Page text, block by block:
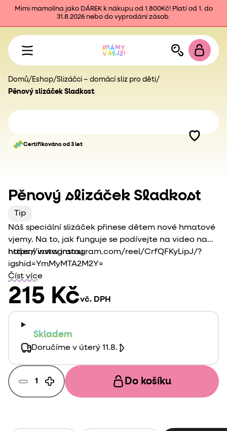
Mimi mamolína jako DÁREK k nákupu od 1.800Kč! Platí od 1. do
31.8.2026 nebo do vyprodání zásob.
Domů/ Eshop/Slizáčci – domácí sliz pro děti/
Pěnový slizáček Sladkost
Certifikováno od 3 let
Pěnový slizáček Sladkost
Tip
Náš speciální slizáček přinese dětem nové hmatové
vjemy. Na to, jak funguje se podívejte na video na
našem instagramu.
https://www.instagram.com/reel/CrfQFKyLipJ/?
igshid=YmMyMTA2M2Y=
Číst více
215 Kčvč. DPH
Skladem
Doručíme v úterý 11.8.
Do košíku